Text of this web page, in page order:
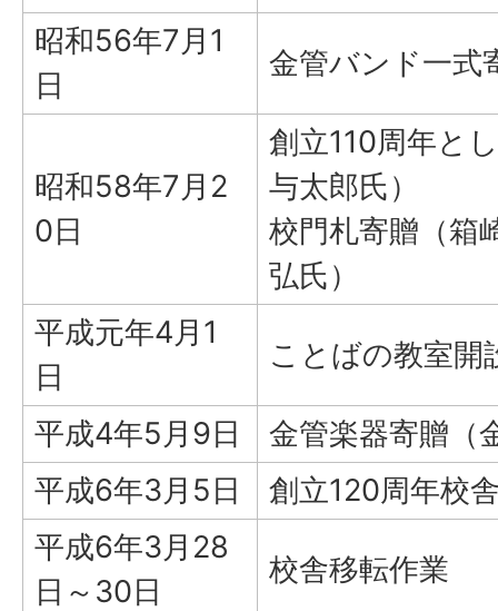
昭和56年7月1
日
金管バンド一式
昭和58年7月2
0日
創立110周年と
与太郎氏）
校門札寄贈（箱
弘氏）
平成元年4月1
日
ことばの教室開
平成4年5月9日
金管楽器寄贈（
平成6年3月5日
創立120周年校
平成6年3月28
日～30日
校舎移転作業